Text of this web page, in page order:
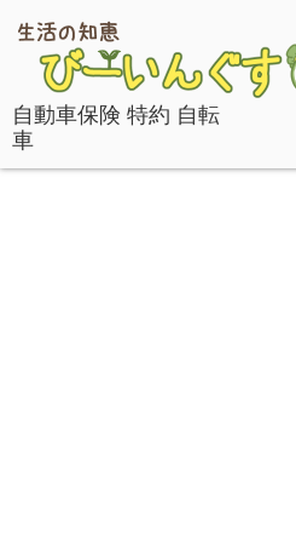
自動車保険 特約 自転
車